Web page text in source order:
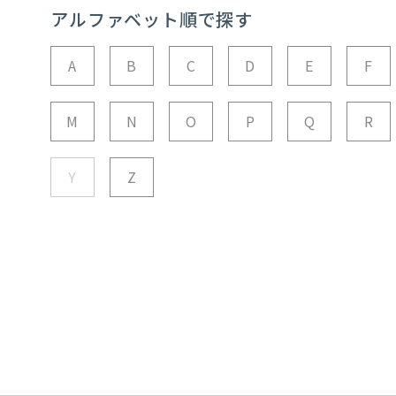
アルファベット順で探す
A B C D E F
M N O P Q R
Y Z